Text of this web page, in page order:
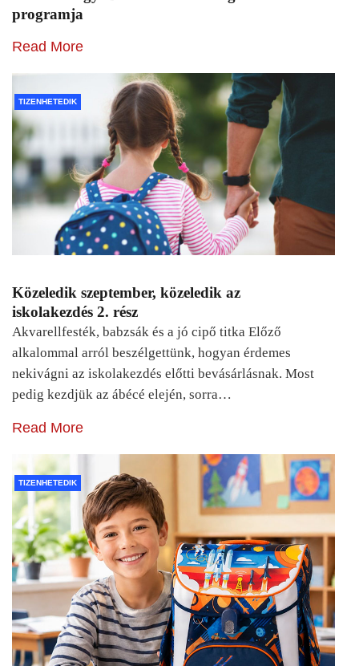
programja
Read More
TIZENHETEDIK
Közeledik szeptember, közeledik az
iskolakezdés 2. rész
Akvarellfesték, babzsák és a jó cipő titka Előző
alkalommal arról beszélgettünk, hogyan érdemes
nekivágni az iskolakezdés előtti bevásárlásnak. Most
pedig kezdjük az ábécé elején, sorra…
Read More
TIZENHETEDIK